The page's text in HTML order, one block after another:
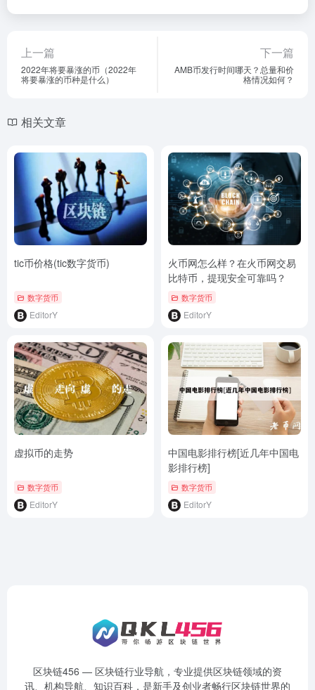
上一篇
2022年将要暴涨的币（2022年
将要暴涨的币种是什么）
下一篇
AMB币发行时间哪天？总量和价
格情况如何？
相关文章
tic币价格(tic数字货币)
数字货币
EditorY
火币网怎么样？在火币网交易
比特币，提现安全可靠吗？
数字货币
EditorY
虚拟币的走势
数字货币
EditorY
中国电影排行榜[近几年中国电
影排行榜]
数字货币
EditorY
区块链456 — 区块链行业导航，专业提供区块链领域的资
讯、机构导航、知识百科，是新手及创业者畅行区块链世界的